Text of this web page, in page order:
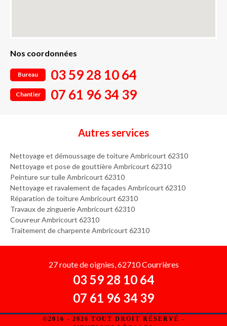
Nos coordonnées
Bureau 03 59 28 10 64
Chantier 07 61 96 34 39
Autres services
Nettoyage et démoussage de toiture Ambricourt 62310
Nettoyage et pose de gouttière Ambricourt 62310
Peinture sur tuile Ambricourt 62310
Nettoyage et ravalement de façades Ambricourt 62310
Réparation de toiture Ambricourt 62310
Travaux de zinguerie Ambricourt 62310
Couvreur Ambricourt 62310
Traitement de charpente Ambricourt 62310
27 route de oignies, 62710 Courrières
03 59 28 10 64
07 61 96 34 39
©2016 - 2026 TOUT DROIT RÉSERVÉ -